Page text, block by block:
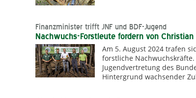
Finanzminister trifft JNF und BDF-Jugend
Nachwuchs-Forstleute fordern von
Am 5. August 2024 trafen
forstliche Nachwuchskräfte.
Jugendvertretung des
Hintergrund wachsender